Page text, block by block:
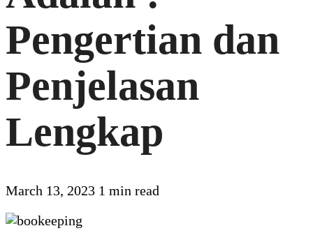
Pengertian dan
Penjelasan
Lengkap
March 13, 2023 1 min read